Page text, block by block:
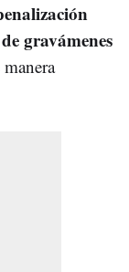
gravámenes